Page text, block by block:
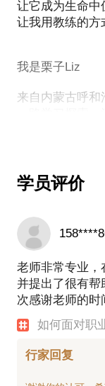
1、从HR的角度
2、从心理咨询
让它成为生命中
让我用教练的方
我是栗子Liz
来自内蒙古呼
曾任美股上市
助力和见证了诸
我愿化身一泓清
淙淙而过的大溪
让每次相遇成为
自由、生动、
喜欢健身、瑜伽
喜欢挑战自我，
国家二级心理咨
学员评价
老师非常专业，
并提出了很有
次感谢老师的时
如何面对职
行家回复